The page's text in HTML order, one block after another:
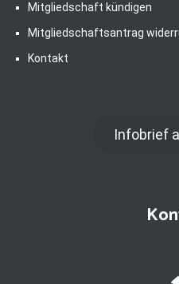
Mitgliedschaft kündigen
Mitgliedschaftsantrag
Kontakt
Infobrief